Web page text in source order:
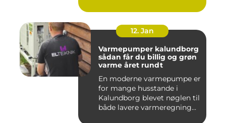
12. Jan
Varmepumper kalundborg
sådan får du billig og grøn
varme året rundt
En moderne varmepumpe er
for mange husstande i
Kalundborg blevet nøglen til
både lavere varmeregning...